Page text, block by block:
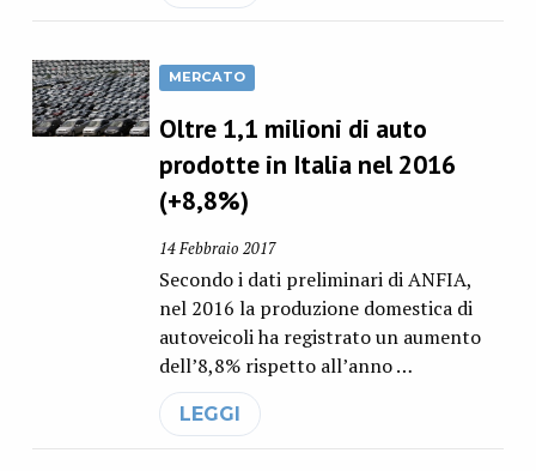
MERCATO
Oltre 1,1 milioni di auto
prodotte in Italia nel 2016
(+8,8%)
14 Febbraio 2017
Secondo i dati preliminari di ANFIA,
nel 2016 la produzione domestica di
autoveicoli ha registrato un aumento
dell’8,8% rispetto all’anno …
LEGGI